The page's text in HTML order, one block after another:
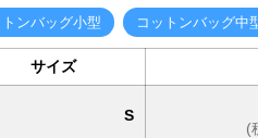
トンバッグ小型 コットンバッグ中
サイズ
S
(